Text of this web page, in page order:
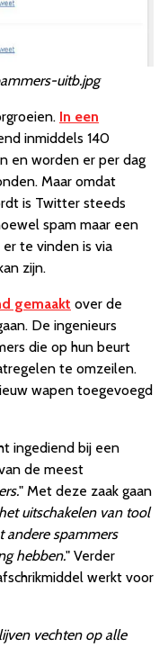
uitb.jpg
In een
inmiddels 140
en worden er per dag
Maar omdat
is Twitter steeds
spam maar een
te vinden is via
zijn.
gemaakt over de
De ingenieurs
die op hun beurt
te omzeilen.
wapen toegevoegd
ingediend bij een
de meest
" Met deze zaak gaan
uitschakelen van tool
andere spammers
hebben." Verder
werkt voor
vechten op alle